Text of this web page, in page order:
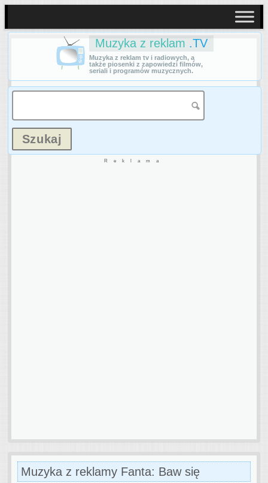
Muzyka z reklam .TV
Muzyka z reklam tv i radiowych, a
także piosenki z zapowiedzi filmów,
seriali i programów muzycznych.
Reklama
Muzyka z reklamy Fanta: Baw się